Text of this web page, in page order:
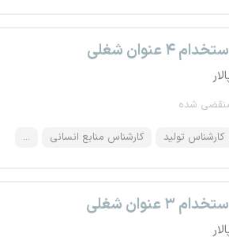
۴ عنوان شغلی
شده
کارشناس تولید کارشناس منابع انسانی ...
۳ عنوان شغلی